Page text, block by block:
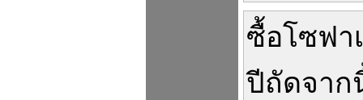
ซื้อโซฟา
ปีถัดจาก